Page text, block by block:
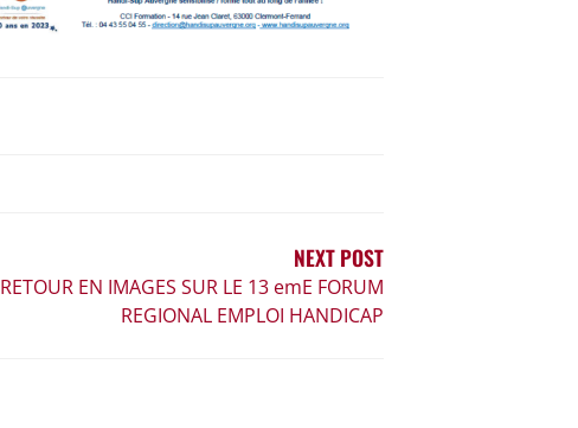
NEXT POST
RETOUR EN IMAGES SUR LE 13 emE FORUM
REGIONAL EMPLOI HANDICAP